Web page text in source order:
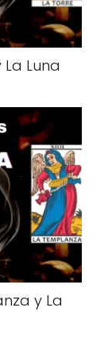
Luna
y La